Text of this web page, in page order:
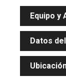
Equipo y
Datos